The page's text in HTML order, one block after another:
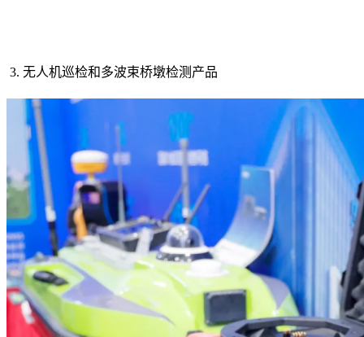
3. 无人机巡检和多波束桥墩检测产品